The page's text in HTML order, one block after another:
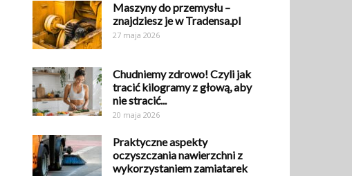
Maszyny do przemysłu –
znajdziesz je w Tradensa.pl
27 maja 2026
Chudniemy zdrowo! Czyli jak
tracić kilogramy z głową, aby
nie stracić...
20 maja 2026
Praktyczne aspekty
oczyszczania nawierzchni z
wykorzystaniem zamiatarek